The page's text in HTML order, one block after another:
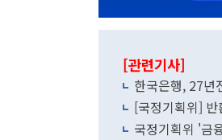
[관련기사]
한국은행, 27년
[국정기획위]
국정기획위 '금